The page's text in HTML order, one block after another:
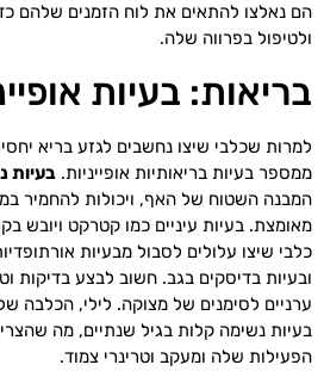
הם נאלצו להתאים את לוח הזמנים שלהם
ולטיפול בפרווה שלה.
בריאות: בעיות
למרות שכלבי שיצו נחשבים לגזע בריא
ממספר בעיות בריאותיות אופייניות. בעיות
המבנה השטוח של האף, ויכולות להחמיר
מאומצת. בעיות עיניים כמו קטרקט ויובש
כלבי שיצו עלולים לסבול מבעיות
ובעיות בדיסקים בגב. חשוב לבצע בדיקות
ערניים לסימנים של מצוקה. לילי, הכלבה
בעיות נשימה קלות בגיל שנתיים, מה
הפעילות שלה ומעקב וטרינרי צמוד.